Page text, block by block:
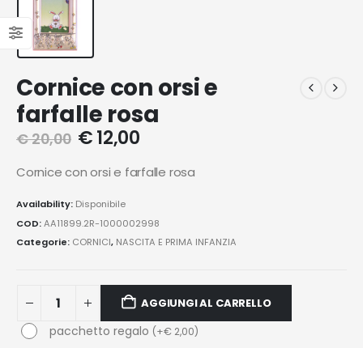
Cornice con orsi e
farfalle rosa
€20,00 €12,00
Cornice con orsi e farfalle rosa
Availability: Disponibile
COD:AA11899.2R-1000002998
Categorie: CORNICI, NASCITA E PRIMA INFANZIA
AGGIUNGI AL CARRELLO
pacchetto regalo (+€2,00)